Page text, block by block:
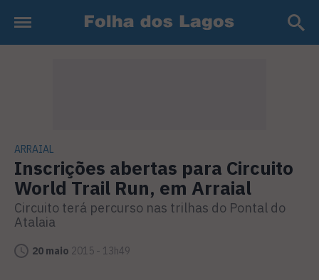
ARRAIAL
Inscrições abertas para Circuito
World Trail Run, em Arraial
Circuito terá percurso nas trilhas do Pontal do
Atalaia
20 maio 2015 - 13h49